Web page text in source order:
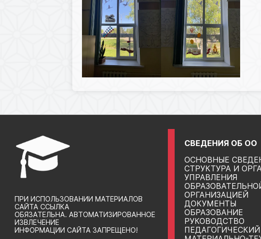
ПРИ ИСПОЛЬЗОВАНИИ МАТЕРИАЛОВ
САЙТА ССЫЛКА
ОБЯЗАТЕЛЬНА. АВТОМАТИЗИРОВАННОЕ
ИЗВЛЕЧЕНИЕ
ИНФОРМАЦИИ САЙТА ЗАПРЕЩЕНО!
СВЕДЕНИЯ ОБ ОО
ОСНОВНЫЕ
СТРУКТУРА И
УПРАВЛЕНИЯ
ОРГАНИЗАЦИЕЙ
ДОКУМЕНТЫ
ОБРАЗОВАНИЕ
РУКОВОДСТВО